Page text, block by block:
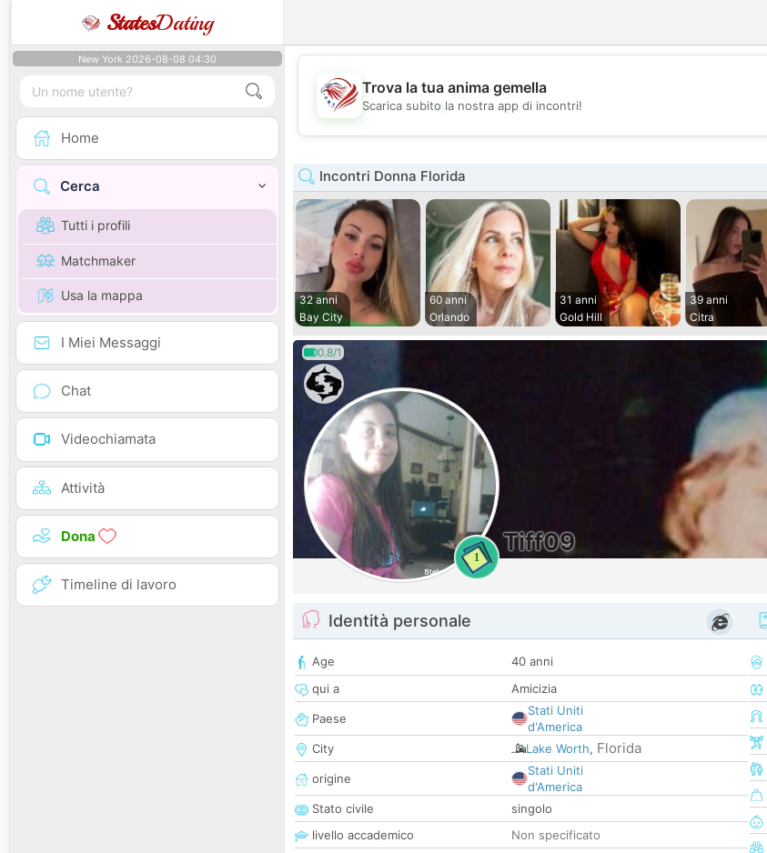
StatesDating
New York 2026-08-08 04:30
Home
Cerca
Tutti i profili
Matchmaker
Usa la mappa
I Miei Messaggi
Chat
Videochiamata
Attività
Dona
Timeline di lavoro
💖
💕
Trova la tua anima gemella
Scarica subito la nostra app di incontri!
Incontri Donna Florida
32 anni
Bay City
60 anni
Orlando
31 anni
Gold Hill
39 anni
Citra
0.8/1
1
Tiff09
Identità personale
Age
40 anni
qui a
Amicizia
Paese
Stati Uniti
d'America
City
Lake Worth, Florida
origine
Stati Uniti
d'America
Stato civile
singolo
livello accademico
Non specificato